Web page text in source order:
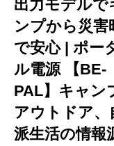
出力モデルで
ンプから災害
で安心 | ポー
ル電源 【BE-
PAL】キャン
アウトドア、
派生活の情報